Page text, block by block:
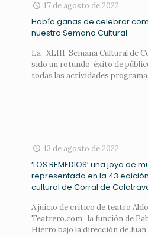
17 de agosto de 2022
Había ganas de celebrar
nuestra Semana Cultural.
La XLIII Semana Cultural de
sido un rotundo éxito de
todas las actividades
13 de agosto de 2022
‘LOS REMEDIOS’ una joya
representada en la 43
cultural de Corral de
A juicio de crítico de teatro
Teatrero.com , la función de
Hierro bajo la dirección de Juan